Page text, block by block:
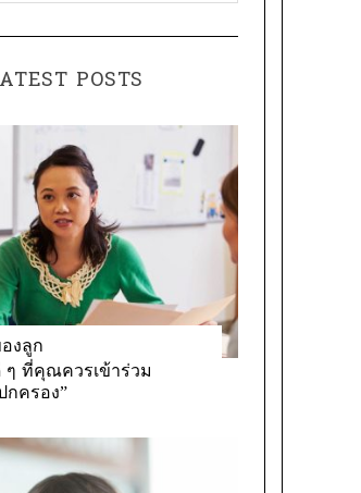
POSTS
งลูก
ๆ ที่คุณควรเข้าร่วม
กครอง”